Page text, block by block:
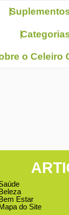
o Celeiro
Estar
do Site